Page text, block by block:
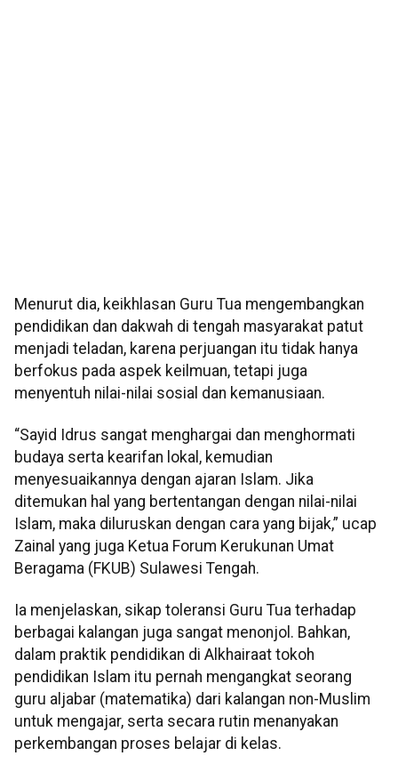
Menurut dia, keikhlasan Guru Tua mengembangkan
pendidikan dan dakwah di tengah masyarakat patut
menjadi teladan, karena perjuangan itu tidak hanya
berfokus pada aspek keilmuan, tetapi juga
menyentuh nilai-nilai sosial dan kemanusiaan.
“Sayid Idrus sangat menghargai dan menghormati
budaya serta kearifan lokal, kemudian
menyesuaikannya dengan ajaran Islam. Jika
ditemukan hal yang bertentangan dengan nilai-nilai
Islam, maka diluruskan dengan cara yang bijak,” ucap
Zainal yang juga Ketua Forum Kerukunan Umat
Beragama (FKUB) Sulawesi Tengah.
Ia menjelaskan, sikap toleransi Guru Tua terhadap
berbagai kalangan juga sangat menonjol. Bahkan,
dalam praktik pendidikan di Alkhairaat tokoh
pendidikan Islam itu pernah mengangkat seorang
guru aljabar (matematika) dari kalangan non-Muslim
untuk mengajar, serta secara rutin menanyakan
perkembangan proses belajar di kelas.